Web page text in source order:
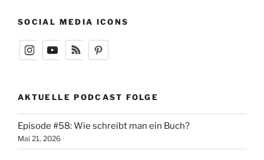
SOCIAL MEDIA ICONS
AKTUELLE PODCAST FOLGE
Episode #58: Wie schreibt man ein Buch?
Mai 21, 2026